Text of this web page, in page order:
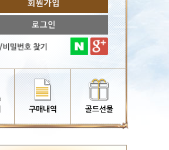
구매내역 골드선물